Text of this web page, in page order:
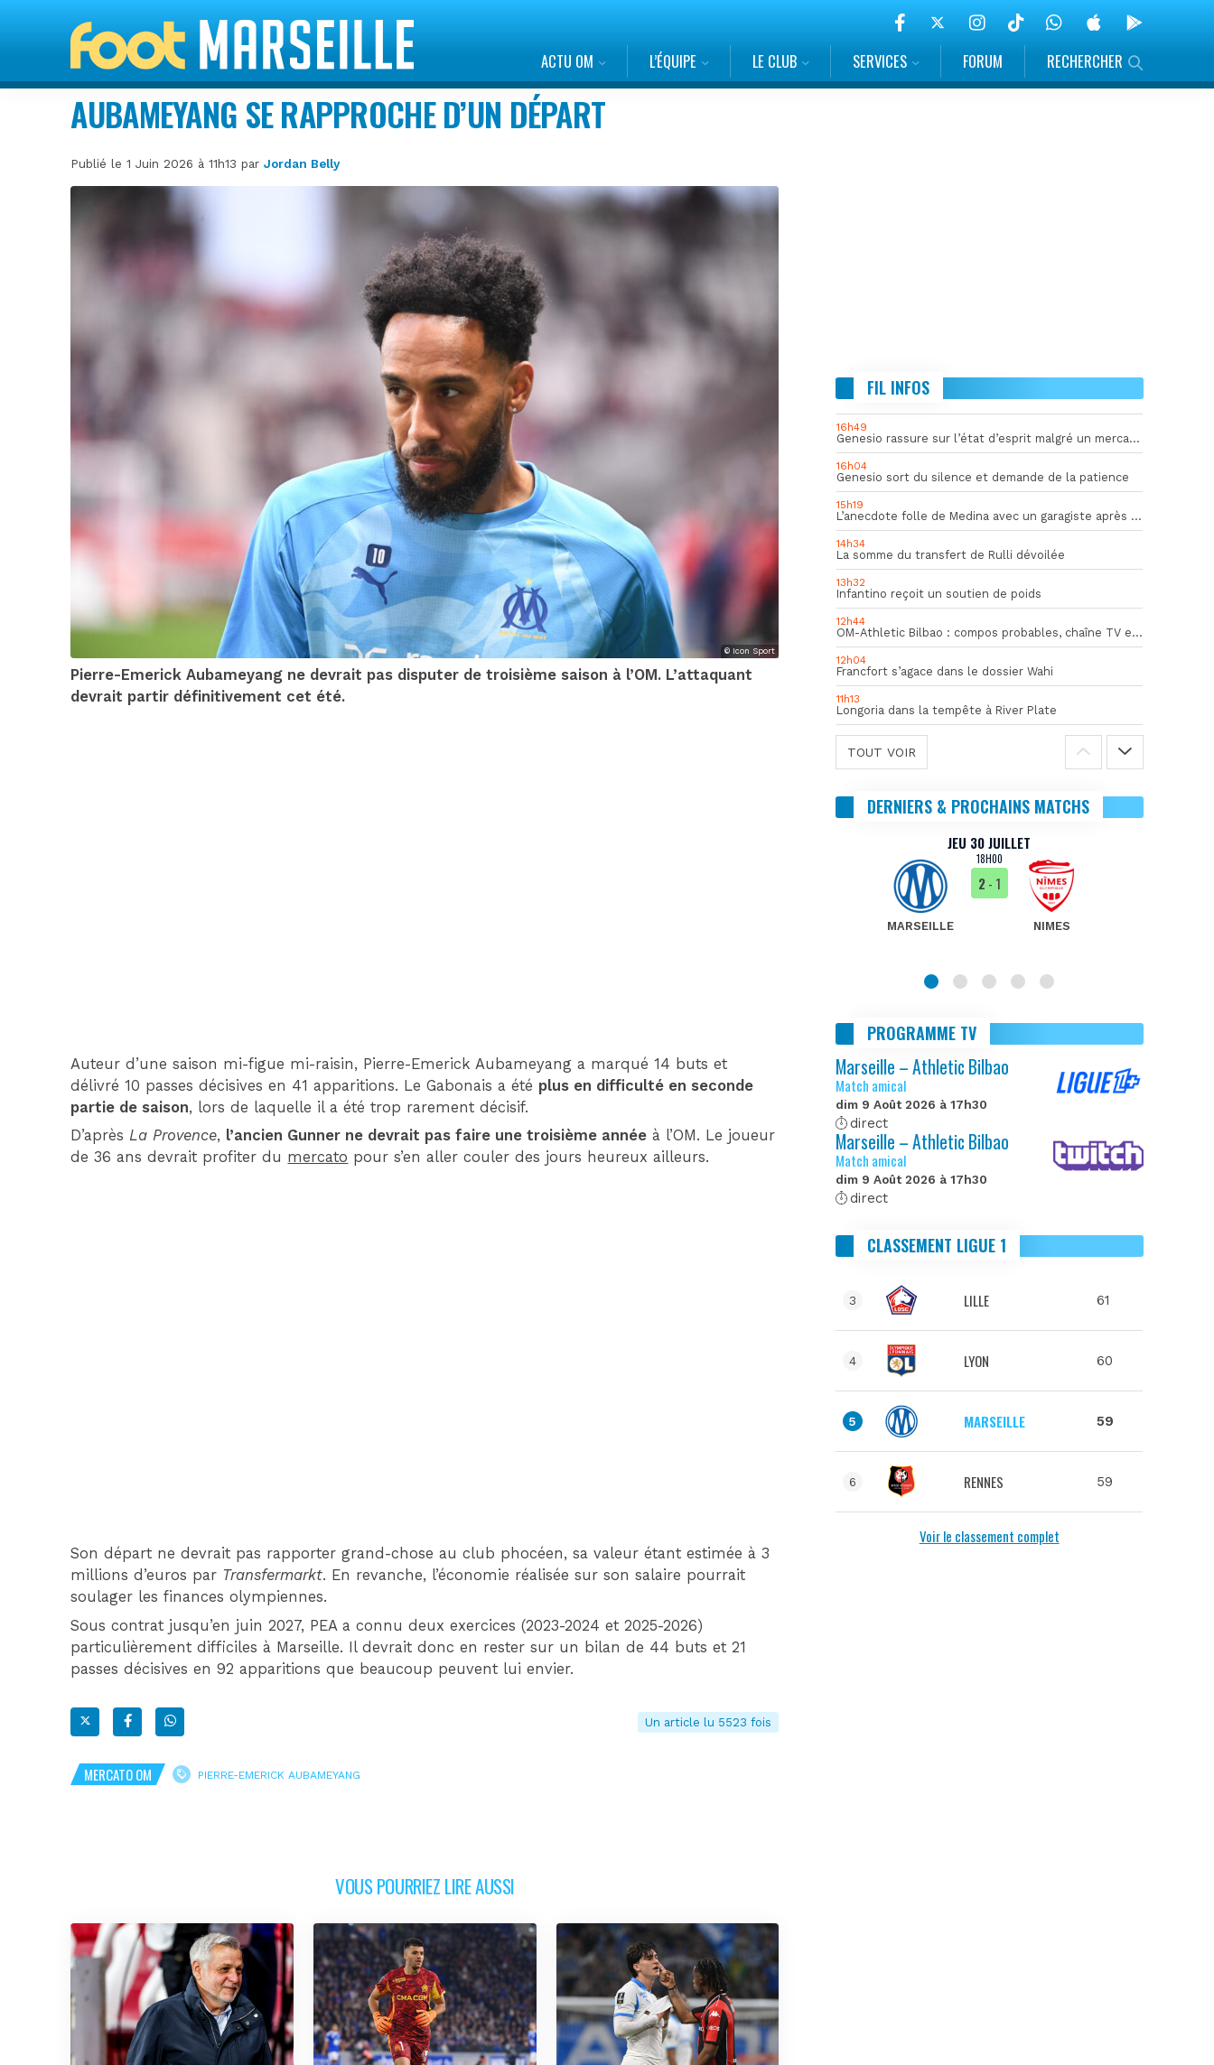
ACTU OM L’ÉQUIPE LE CLUB SERVICES FORUM RECHERCHER
AUBAMEYANG SE RAPPROCHE D’UN DÉPART
Publié le 1 Juin 2026 à 11h13 parJordan Belly
© Icon Sport
Pierre-Emerick Aubameyang ne devrait pas disputer de troisième saison à l’OM. L’attaquant
devrait partir définitivement cet été.
Auteur d’une saison mi-figue mi-raisin, Pierre-Emerick Aubameyang a marqué 14 buts et
délivré 10 passes décisives en 41 apparitions. Le Gabonais a été plus en difficulté en seconde
partie de saison, lors de laquelle il a été trop rarement décisif.
D’après La Provence, l’ancien Gunner ne devrait pas faire une troisième année à l’OM. Le joueur
de 36 ans devrait profiter du mercato pour s’en aller couler des jours heureux ailleurs.
Son départ ne devrait pas rapporter grand-chose au club phocéen, sa valeur étant estimée à 3
millions d’euros par Transfermarkt. En revanche, l’économie réalisée sur son salaire pourrait
soulager les finances olympiennes.
Sous contrat jusqu’en juin 2027, PEA a connu deux exercices (2023-2024 et 2025-2026)
particulièrement difficiles à Marseille. Il devrait donc en rester sur un bilan de 44 buts et 21
passes décisives en 92 apparitions que beaucoup peuvent lui envier.
Un article lu 5523 fois
MERCATO OM PIERRE-EMERICK AUBAMEYANG
VOUS POURRIEZ LIRE AUSSI
FIL INFOS
16h49
Genesio rassure sur l’état d’esprit malgré un mercato inquiétant
16h04
Genesio sort du silence et demande de la patience
15h19
L’anecdote folle de Medina avec un garagiste après le Mondial
14h34
La somme du transfert de Rulli dévoilée
13h32
Infantino reçoit un soutien de poids
12h44
OM-Athletic Bilbao : compos probables, chaîne TV et heure du match
12h04
Francfort s’agace dans le dossier Wahi
11h13
Longoria dans la tempête à River Plate
TOUT VOIR
DERNIERS & PROCHAINS MATCHS
JEU 30 JUILLET
18H00
MARSEILLE
2- 1
NIMES
PROGRAMME TV
Marseille – Athletic Bilbao
Match amical
dim 9 Août 2026 à 17h30
direct
Marseille – Athletic Bilbao
Match amical
dim 9 Août 2026 à 17h30
direct
CLASSEMENT LIGUE 1
3 LILLE 61
4 LYON 60
5 MARSEILLE 59
6 RENNES 59
Voir le classement complet